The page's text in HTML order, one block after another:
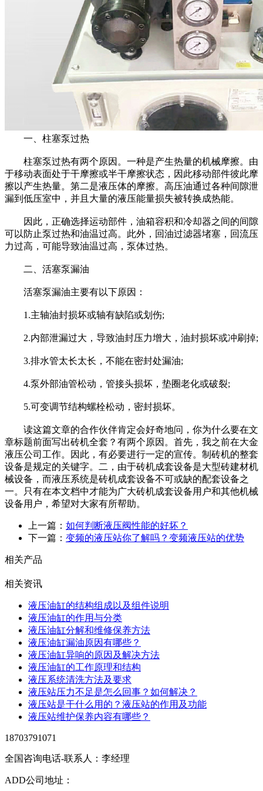
一、柱塞泵过热
柱塞泵过热有两个原因。一种是产生热量的机械摩擦。由
于移动表面处于干摩擦或半干摩擦状态，因此移动部件彼此摩
擦以产生热量。第二是液压体的摩擦。高压油通过各种间隙泄
漏到低压室中，并且大量的液压能量损失被转换成热能。
因此，正确选择运动部件，油箱容积和冷却器之间的间隙
可以防止泵过热和油温过高。此外，回油过滤器堵塞，回流压
力过高，可能导致油温过高，泵体过热。
二、活塞泵漏油
活塞泵漏油主要有以下原因：
1.主轴油封损坏或轴有缺陷或划伤;
2.内部泄漏过大，导致油封压力增大，油封损坏或冲刷掉;
3.排水管太长太长，不能在密封处漏油;
4.泵外部油管松动，管接头损坏，垫圈老化或破裂;
5.可变调节结构螺栓松动，密封损坏。
读这篇文章的合作伙伴肯定会好奇地问，你为什么要在文
章标题前面写出砖机全套？有两个原因。首先，我之前在大金
液压公司工作。因此，有必要进行一定的宣传。制砖机的整套
设备是规定的关键字。二，由于砖机成套设备是大型砖建材机
械设备，而液压系统是砖机成套设备不可或缺的配套设备之
一。只有在本文档中才能为广大砖机成套设备用户和其他机械
设备用户，希望对大家有所帮助。
上一篇： 如何判断液压阀性能的好坏？
下一篇： 变频的液压站你了解吗？变频液压站的优势
相关产品
相关资讯
液压油缸的结构组成以及组件说明
液压油缸的作用与分类
液压油缸分解和维修保养方法
液压油缸漏油原因有哪些？
液压油缸异响的原因及解决方法
液压油缸的工作原理和结构
液压系统清洗方法及要求
液压站压力不足是怎么回事？如何解决？
液压站是干什么用的？液压站的作用及功能
液压站维护保养内容有哪些？
18703791071
全国咨询电话-联系人：李经理
ADD公司地址：